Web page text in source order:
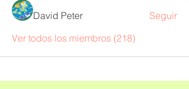
David Peter
Seguir
Ver todos los miembros (218)